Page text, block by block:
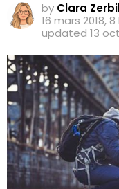
by Clara
16 mars 2018,
updated 13